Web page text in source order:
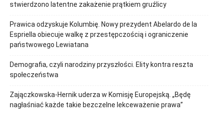
stwierdzono latentne zakażenie prątkiem gruźlicy
Prawica odzyskuje Kolumbię. Nowy prezydent Abelardo de la
Espriella obiecuje walkę z przestępczością i ograniczenie
państwowego Lewiatana
Demografia, czyli narodziny przyszłości. Elity kontra reszta
społeczeństwa
Zajączkowska-Hernik uderza w Komisję Europejską. „Będę
nagłaśniać każde takie bezczelne lekceważenie prawa”